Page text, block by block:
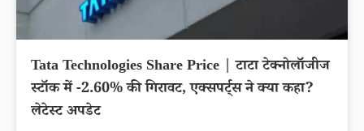
Tata Technologies Share Price | टाटा टेक्नोलॉजीज
स्टॉक में -2.60% की गिरावट, एक्सपर्ट्स ने क्या कहा?
लेटेस्ट अपडेट